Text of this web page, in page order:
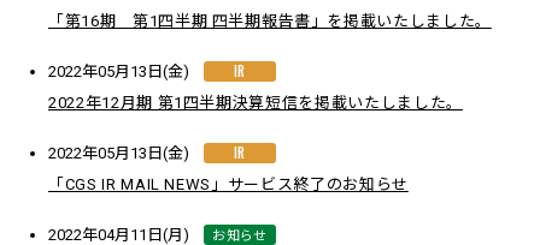
「第16期 第1四半期 四半期報告書」を掲載いたしました。
2022年05月13日(金) IR
2022年12月期 第1四半期決算短信を掲載いたしました。
2022年05月13日(金) IR
「CGS IR MAIL NEWS」サービス終了のお知らせ
2022年04月11日(月) お知らせ